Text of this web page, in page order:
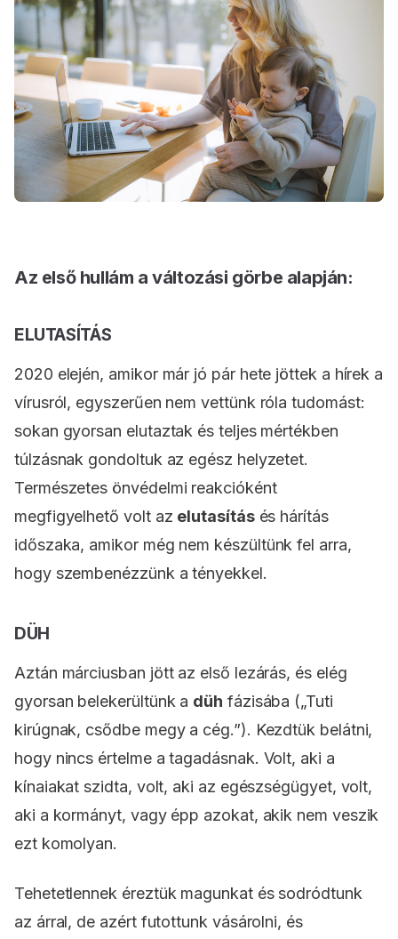
Az első hullám a változási görbe alapján:
ELUTASÍTÁS
2020 elején, amikor már jó pár hete jöttek a hírek a
vírusról, egyszerűen nem vettünk róla tudomást:
sokan gyorsan elutaztak és teljes mértékben
túlzásnak gondoltuk az egész helyzetet.
Természetes önvédelmi reakcióként
megfigyelhető volt az elutasításés hárítás
időszaka, amikor még nem készültünk fel arra,
hogy szembenézzünk a tényekkel.
DÜH
Aztán márciusban jött az első lezárás, és elég
gyorsan belekerültünk a düh fázisába („Tuti
kirúgnak, csődbe megy a cég.”). Kezdtük belátni,
hogy nincs értelme a tagadásnak. Volt, aki a
kínaiakat szidta, volt, aki az egészségügyet, volt,
aki a kormányt, vagy épp azokat, akik nem veszik
ezt komolyan.
Tehetetlennek éreztük magunkat és sodródtunk
az árral, de azért futottunk vásárolni, és